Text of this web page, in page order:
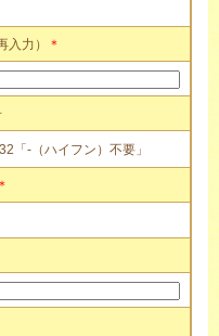
入力） ＊
「-（ハイフン）不要」
＊